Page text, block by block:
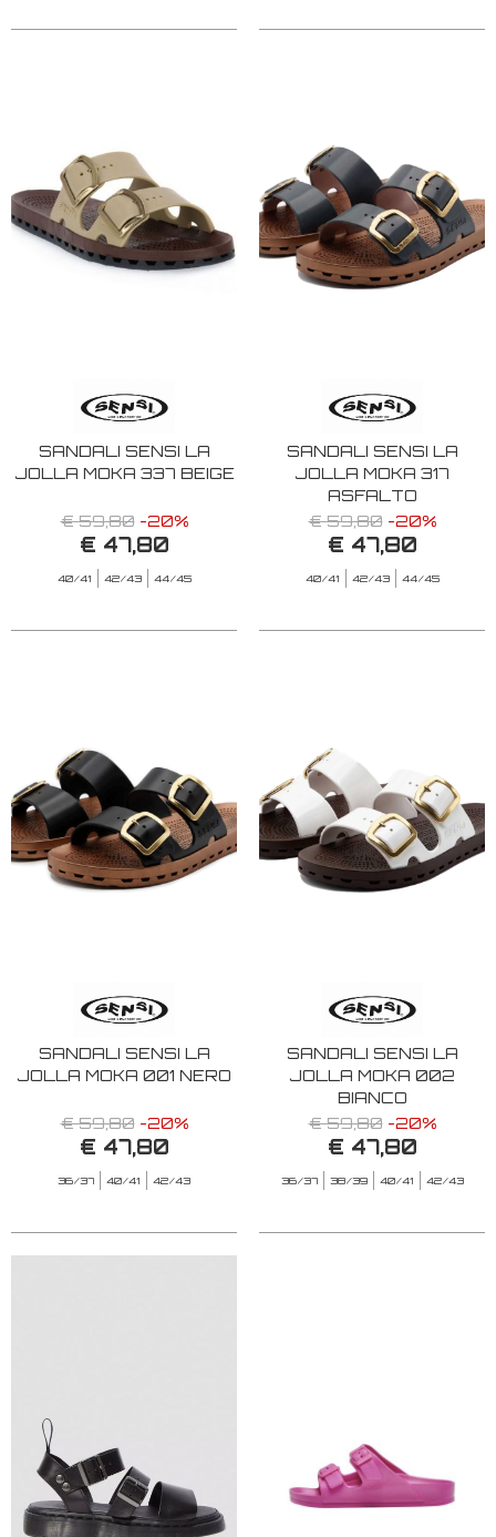
SANDALI SENSI LA
JOLLA MOKA 337 BEIGE
€ 59,80 -20%
€ 47,80
40/41 42/43 44/45
SANDALI SENSI LA
JOLLA MOKA 317
ASFALTO
€ 59,80 -20%
€ 47,80
40/41 42/43 44/45
SANDALI SENSI LA
JOLLA MOKA 001 NERO
€ 59,80 -20%
€ 47,80
36/37 40/41 42/43
SANDALI SENSI LA
JOLLA MOKA 002
BIANCO
€ 59,80 -20%
€ 47,80
36/37 38/39 40/41 42/43